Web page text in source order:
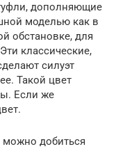
дополняющие
моделью как в
обстановке, для
классические,
силуэт
Такой цвет
Если же
можно добиться